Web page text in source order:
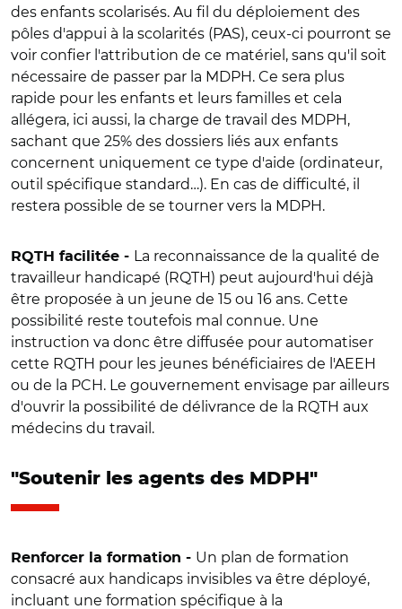
des enfants scolarisés. Au fil du déploiement des
pôles d'appui à la scolarités (PAS), ceux-ci pourront se
voir confier l'attribution de ce matériel, sans qu'il soit
nécessaire de passer par la MDPH. Ce sera plus
rapide pour les enfants et leurs familles et cela
allégera, ici aussi, la charge de travail des MDPH,
sachant que 25% des dossiers liés aux enfants
concernent uniquement ce type d'aide (ordinateur,
outil spécifique standard…). En cas de difficulté, il
restera possible de se tourner vers la MDPH.
RQTH facilitée - La reconnaissance de la qualité de
travailleur handicapé (RQTH) peut aujourd'hui déjà
être proposée à un jeune de 15 ou 16 ans. Cette
possibilité reste toutefois mal connue. Une
instruction va donc être diffusée pour automatiser
cette RQTH pour les jeunes bénéficiaires de l'AEEH
ou de la PCH. Le gouvernement envisage par ailleurs
d'ouvrir la possibilité de délivrance de la RQTH aux
médecins du travail.
"Soutenir les agents des MDPH"
Renforcer la formation - Un plan de formation
consacré aux handicaps invisibles va être déployé,
incluant une formation spécifique à la